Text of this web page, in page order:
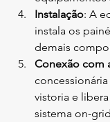
Instalação: A
instala os
demais
Conexão com
vistoria e
sistema on-